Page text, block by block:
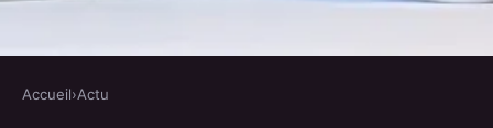
Accueil›Actu